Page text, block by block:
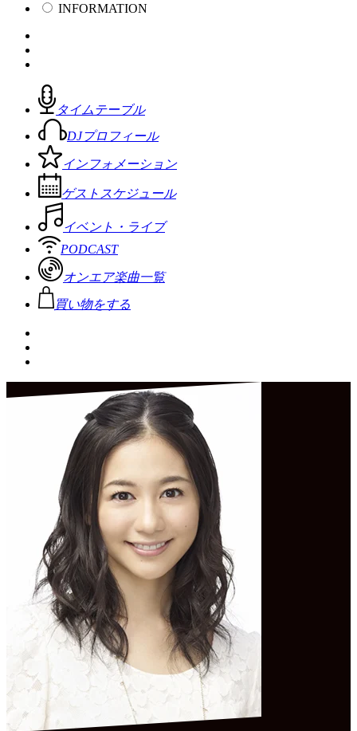
INFORMATION
タイムテーブル
DJプロフィール
インフォメーション
ゲストスケジュール
イベント・ライブ
PODCAST
オンエア楽曲一覧
買い物をする